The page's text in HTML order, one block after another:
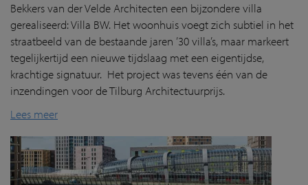
Bekkers van der Velde Architecten een bijzondere villa
gerealiseerd: Villa BW. Het woonhuis voegt zich subtiel in het
straatbeeld van de bestaande jaren ’30 villa’s, maar markeert
tegelijkertijd een nieuwe tijdslaag met een eigentijdse,
krachtige signatuur. Het project was tevens één van de
inzendingen voor de Tilburg Architectuurprijs.
Lees meer